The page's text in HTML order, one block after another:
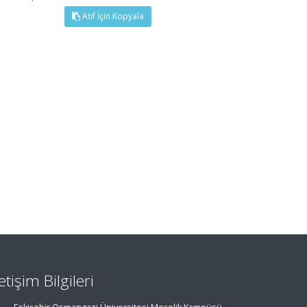
Atıf İçin Kopyala
Bilgileri